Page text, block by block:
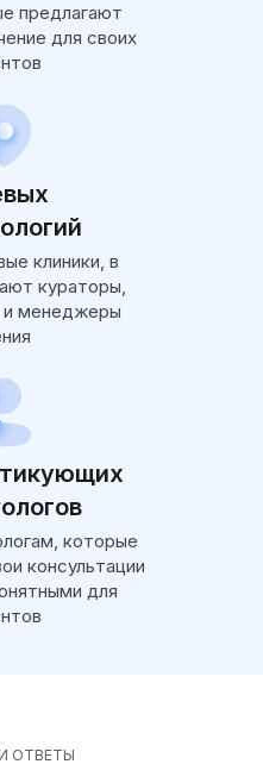
клиники, в
кураторы,
и менеджеры
предлагают
для своих
которые
консультации
для
ОТВЕТЫ